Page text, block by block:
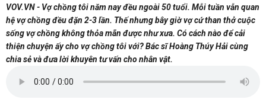
VOV.VN - Vợ chồng tôi năm nay đều ngoài 50 tuổi. Mỗi tuần vẫn quan
hệ vợ chồng đều đặn 2-3 lần. Thế nhưng bây giờ vợ cứ than thở cuộc
sống vợ chồng không thỏa mãn được như xưa. Có cách nào để cải
thiện chuyện ấy cho vợ chồng tôi với? Bác sĩ Hoàng Thúy Hải cùng
chia sẻ và đưa lời khuyên tư vấn cho nhân vật.